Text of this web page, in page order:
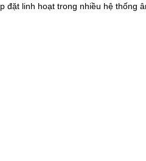
linh hoạt trong nhiều hệ thống